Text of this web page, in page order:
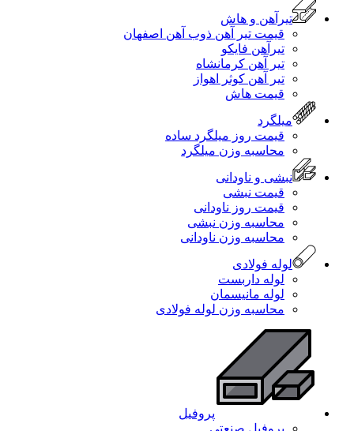
تیرآهن و هاش
قیمت تیر آهن ذوب آهن اصفهان
تیرآهن فایکو
تیر آهن کرمانشاه
تیر آهن کوثر اهواز
قیمت هاش
میلگرد
قیمت روز میلگرد ساده
محاسبه وزن میلگرد
نبشی و ناودانی
قیمت نبشی
قیمت روز ناودانی
محاسبه وزن نبشی
محاسبه وزن ناودانی
لوله فولادی
لوله داربست
لوله مانیسمان
محاسبه وزن لوله فولادی
پروفیل